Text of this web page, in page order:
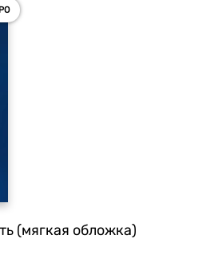
(мягкая обложка)